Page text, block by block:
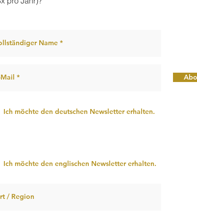
Ich möchte den deutschen Newsletter erhalten.
Ich möchte den englischen Newsletter erhalten.